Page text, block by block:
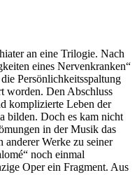
an eine Trilogie. Nach
eines Nervenkranken“
Persönlichkeitsspaltung
worden. Den Abschluss
komplizierte Leben der
bilden. Doch es kam nicht
in der Musik das
anderer Werke zu seiner
noch einmal
Oper ein Fragment. Aus